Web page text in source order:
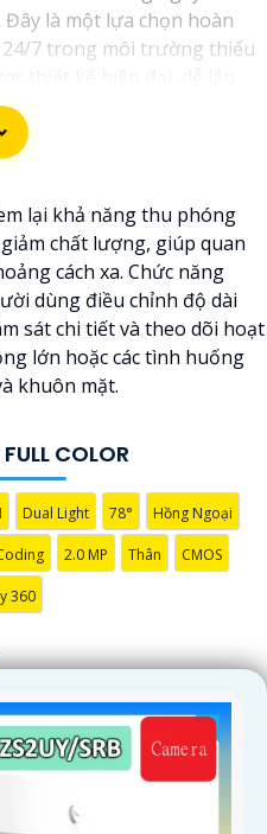
là một lựa chọn hoàn
24/7 trong môi trường thiếu
không gian như văn
nhà kho. Camera Quan Sát
quan sát từ xa qua hệ thống
dụng di động.
lại khả năng thu phóng
chất lượng, giúp quan
cách xa. Chức năng
dùng điều chỉnh độ dài
sát chi tiết và theo dõi hoạt
lớn hoặc các tình huống
khuôn mặt.
COLOR
Dual Light 78° Hồng Ngoại
2.0 MP Thân CMOS
360